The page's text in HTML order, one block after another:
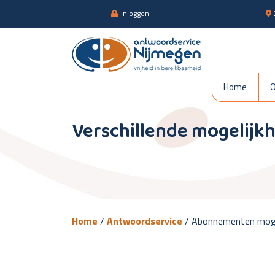
inloggen
Home
Abonnementen
Verschillende
Home / Antwoordservice / Abonnementen